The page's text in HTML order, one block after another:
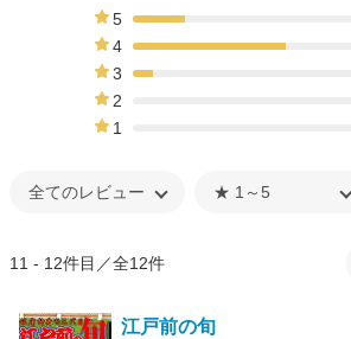
5
4
3
2
1
11 - 12件目／全12件
江戸前の旬